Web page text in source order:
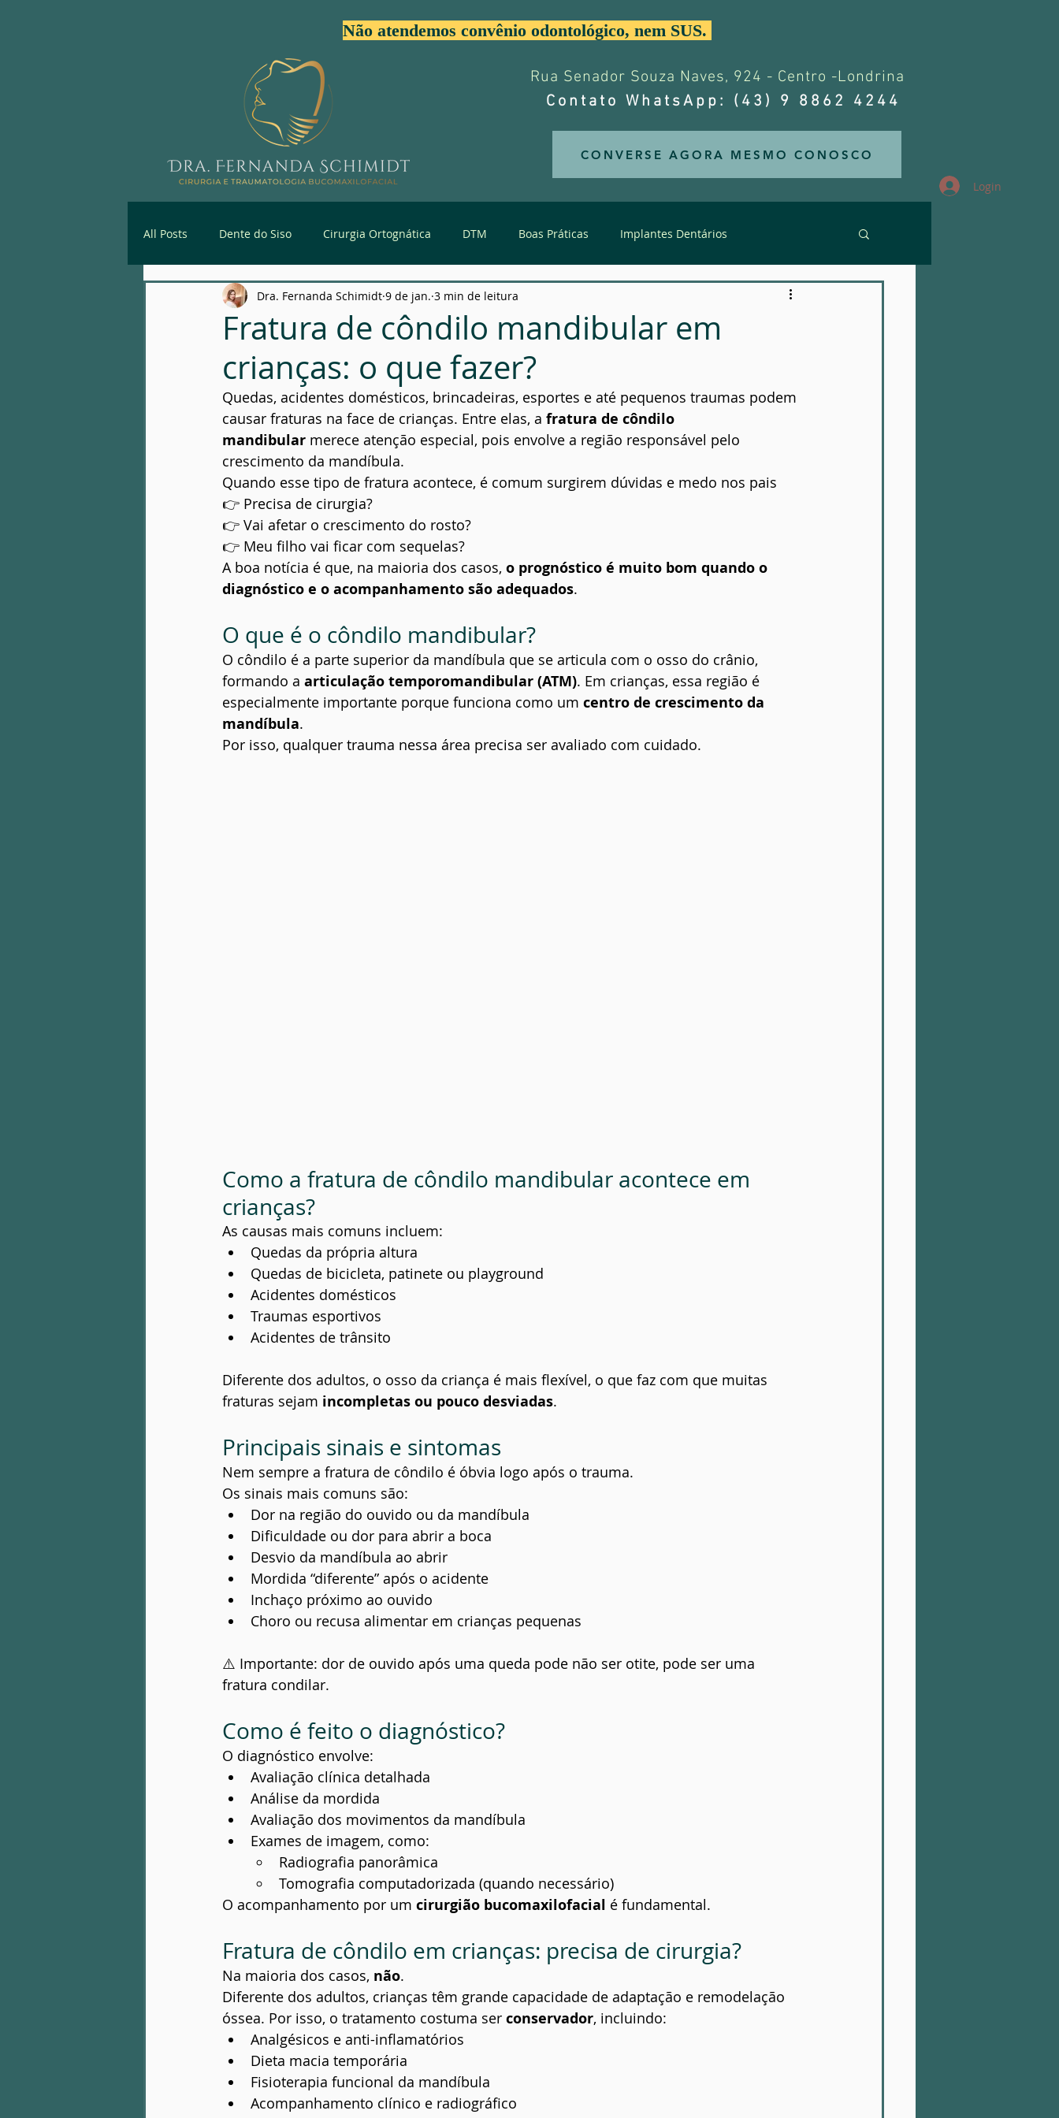
Não atendemos convênio odontológico, nem SUS.
Rua Senador Souza Naves, 924 - Centro -Londrina
Contato WhatsApp: (43) 9 8862 4244
CONVERSE AGORA MESMO CONOSCO
Login
All Posts Dente do Siso Cirurgia Ortognática DTM Boas Práticas Implantes Dentários
Primeira Consulta Especializada Trauma de Face Estética da Face
Patologia óssea Infecção Facial Prevenção
Fratura de côndilo mandibular em
crianças: o que fazer?
Dra. Fernanda Schimidt 9 de jan. 3 min de leitura
Quedas, acidentes domésticos, brincadeiras, esportes e até pequenos traumas podem
causar fraturas na face de crianças. Entre elas, a fratura de côndilo
mandibular merece atenção especial, pois envolve a região responsável pelo
crescimento da mandíbula.
Quando esse tipo de fratura acontece, é comum surgirem dúvidas e medo nos pais
👉 Precisa de cirurgia?
👉 Vai afetar o crescimento do rosto?
👉 Meu filho vai ficar com sequelas?
A boa notícia é que, na maioria dos casos, o prognóstico é muito bom quando o
diagnóstico e o acompanhamento são adequados.
O que é o côndilo mandibular?
O côndilo é a parte superior da mandíbula que se articula com o osso do crânio,
formando a articulação temporomandibular (ATM). Em crianças, essa região é
especialmente importante porque funciona como um centro de crescimento da
mandíbula.
Por isso, qualquer trauma nessa área precisa ser avaliado com cuidado.
Como a fratura de côndilo mandibular acontece em
crianças?
As causas mais comuns incluem:
Quedas da própria altura
Quedas de bicicleta, patinete ou playground
Acidentes domésticos
Traumas esportivos
Acidentes de trânsito
Diferente dos adultos, o osso da criança é mais flexível, o que faz com que muitas
fraturas sejam incompletas ou pouco desviadas.
Principais sinais e sintomas
Nem sempre a fratura de côndilo é óbvia logo após o trauma.
Os sinais mais comuns são:
Dor na região do ouvido ou da mandíbula
Dificuldade ou dor para abrir a boca
Desvio da mandíbula ao abrir
Mordida “diferente” após o acidente
Inchaço próximo ao ouvido
Choro ou recusa alimentar em crianças pequenas
⚠️ Importante: dor de ouvido após uma queda pode não ser otite, pode ser uma
fratura condilar.
Como é feito o diagnóstico?
O diagnóstico envolve:
Avaliação clínica detalhada
Análise da mordida
Avaliação dos movimentos da mandíbula
Exames de imagem, como:
Radiografia panorâmica
Tomografia computadorizada (quando necessário)
O acompanhamento por um cirurgião bucomaxilofacial é fundamental.
Fratura de côndilo em crianças: precisa de cirurgia?
Na maioria dos casos, não.
Diferente dos adultos, crianças têm grande capacidade de adaptação e remodelação
óssea. Por isso, o tratamento costuma ser conservador, incluindo:
Analgésicos e anti-inflamatórios
Dieta macia temporária
Fisioterapia funcional da mandíbula
Acompanhamento clínico e radiográfico